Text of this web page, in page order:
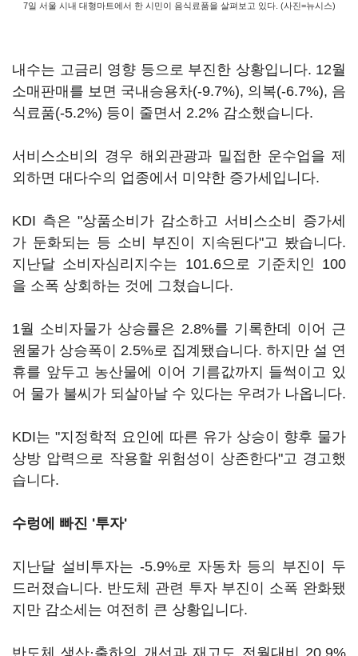
7일 서울 시내 대형마트에서 한 시민이 음식료품을 살펴보고 있다. (사진=뉴시스)
내수는 고금리 영향 등으로 부진한 상황입니다. 12월
소매판매를 보면 국내승용차(-9.7%), 의복(-6.7%), 음
식료품(-5.2%) 등이 줄면서 2.2% 감소했습니다.
서비스소비의 경우 해외관광과 밀접한 운수업을 제
외하면 대다수의 업종에서 미약한 증가세입니다.
KDI 측은 "상품소비가 감소하고 서비스소비 증가세
가 둔화되는 등 소비 부진이 지속된다"고 봤습니다.
지난달 소비자심리지수는 101.6으로 기준치인 100
을 소폭 상회하는 것에 그쳤습니다.
1월 소비자물가 상승률은 2.8%를 기록한데 이어 근
원물가 상승폭이 2.5%로 집계됐습니다. 하지만 설 연
휴를 앞두고 농산물에 이어 기름값까지 들썩이고 있
어 물가 불씨가 되살아날 수 있다는 우려가 나옵니다.
KDI는 "지정학적 요인에 따른 유가 상승이 향후 물가
상방 압력으로 작용할 위험성이 상존한다"고 경고했
습니다.
수렁에 빠진 '투자'
지난달 설비투자는 -5.9%로 자동차 등의 부진이 두
드러졌습니다. 반도체 관련 투자 부진이 소폭 완화됐
지만 감소세는 여전히 큰 상황입니다.
반도체 생산·출하의 개선과 재고도 전월대비 20.9%